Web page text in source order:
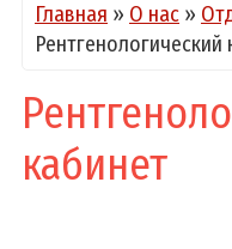
Главная » О нас »
Рентгенологический
кабинет